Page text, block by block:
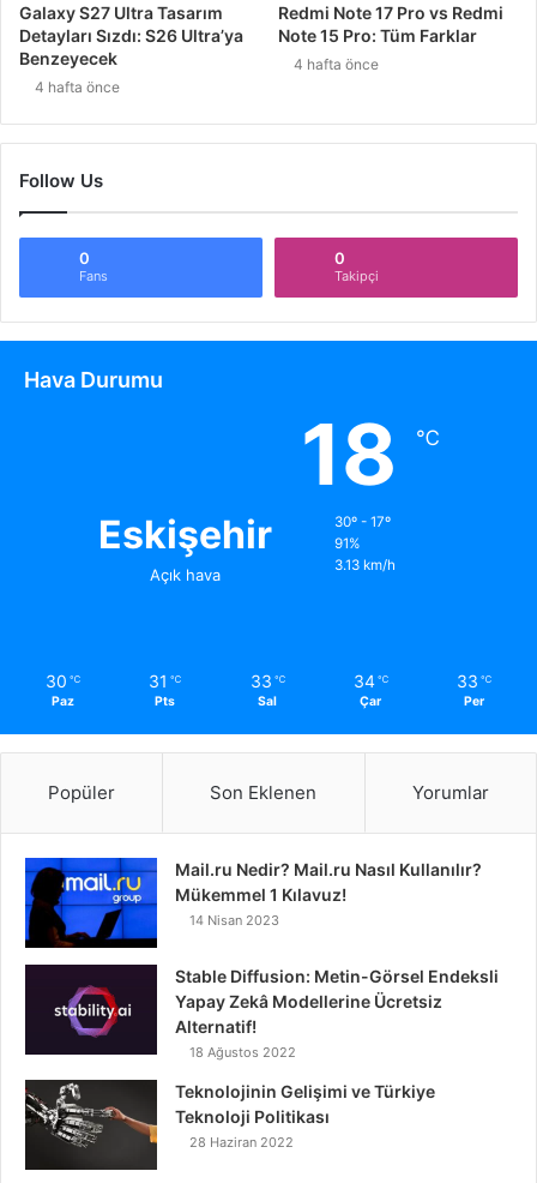
Galaxy S27 Ultra Tasarım
Detayları Sızdı: S26 Ultra’ya
Benzeyecek
4 hafta önce
Redmi Note 17 Pro vs Redmi
Note 15 Pro: Tüm Farklar
4 hafta önce
Follow Us
0
Fans
0
Takipçi
Hava Durumu
Eskişehir
Açık hava
18 ℃
30º - 17º
91%
3.13 km/h
30 ℃
Paz
31 ℃
Pts
33 ℃
Sal
34 ℃
Çar
33 ℃
Per
Popüler Son Eklenen Yorumlar
Mail.ru Nedir? Mail.ru Nasıl Kullanılır?
Mükemmel 1 Kılavuz!
14 Nisan 2023
Stable Diffusion: Metin-Görsel Endeksli
Yapay Zekâ Modellerine Ücretsiz
Alternatif!
18 Ağustos 2022
Teknolojinin Gelişimi ve Türkiye
Teknoloji Politikası
28 Haziran 2022